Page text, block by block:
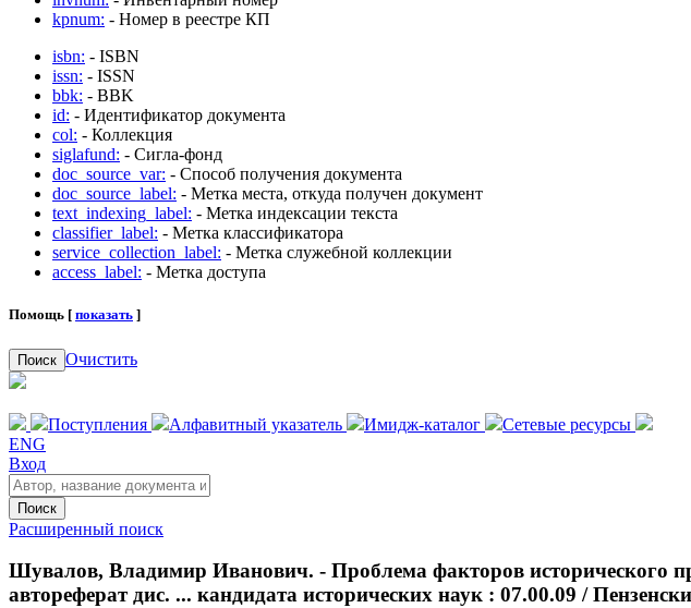
kpnum: - Номер в реестре КП
isbn: - ISBN
issn: - ISSN
bbk: - BBK
id: - Идентификатор документа
col: - Коллекция
siglafund: - Сигла-фонд
doc_source_var: - Способ получения документа
doc_source_label: - Метка места, откуда получен документ
text_indexing_label: - Метка индексации текста
classifier_label: - Метка классификатора
service_collection_label: - Метка служебной коллекции
access_label: - Метка доступа
Помощь [ показать ]
Поиск Очистить
Поступления Алфавитный указатель Имидж-каталог
Сетевые ресурсы
ENG
Вход
Поиск
Расширенный поиск
Шувалов, Владимир Иванович. - Проблема факторов исторического
автореферат дис. ... кандидата исторических наук : 07.00.09 /